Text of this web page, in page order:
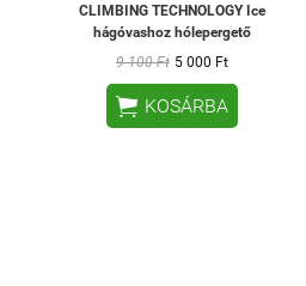
CLIMBING TECHNOLOGY Ice
hágóvashoz hólepergető
9 100 Ft 5 000 Ft
 KOSÁRBA